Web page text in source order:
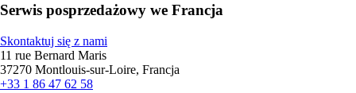
Serwis posprzedażowy we Francja
Skontaktuj się z nami
11 rue Bernard Maris
37270 Montlouis-sur-Loire, Francja
+33 1 86 47 62 58